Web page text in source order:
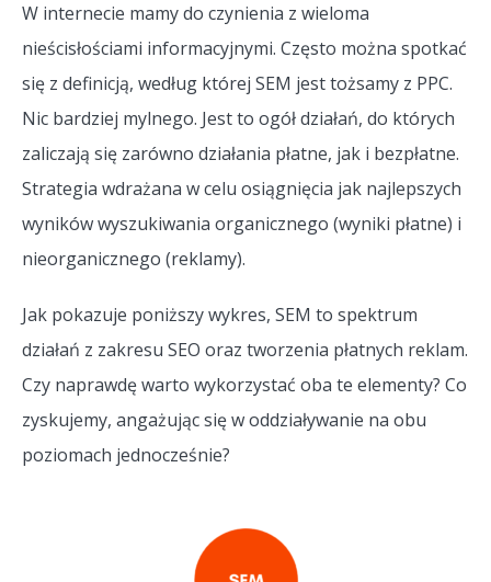
W internecie mamy do czynienia z wieloma
nieścisłościami informacyjnymi. Często można spotkać
się z definicją, według której SEM jest tożsamy z PPC.
Nic bardziej mylnego. Jest to ogół działań, do których
zaliczają się zarówno działania płatne, jak i bezpłatne.
Strategia wdrażana w celu osiągnięcia jak najlepszych
wyników wyszukiwania organicznego (wyniki płatne) i
nieorganicznego (reklamy).
Jak pokazuje poniższy wykres, SEM to spektrum
działań z zakresu SEO oraz tworzenia płatnych reklam.
Czy naprawdę warto wykorzystać oba te elementy? Co
zyskujemy, angażując się w oddziaływanie na obu
poziomach jednocześnie?